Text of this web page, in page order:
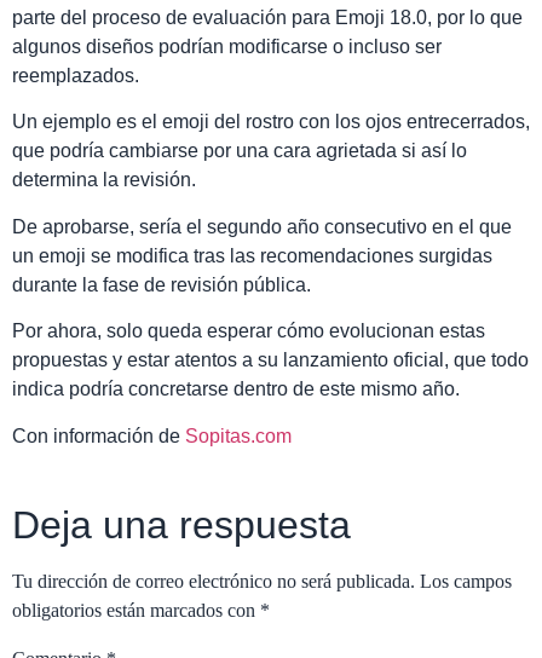
parte del proceso de evaluación para Emoji 18.0, por lo que
algunos diseños podrían modificarse o incluso ser
reemplazados.
Un ejemplo es el emoji del rostro con los ojos entrecerrados,
que podría cambiarse por una cara agrietada si así lo
determina la revisión.
De aprobarse, sería el segundo año consecutivo en el que
un emoji se modifica tras las recomendaciones surgidas
durante la fase de revisión pública.
Por ahora, solo queda esperar cómo evolucionan estas
propuestas y estar atentos a su lanzamiento oficial, que todo
indica podría concretarse dentro de este mismo año.
Con información de Sopitas.com
Deja una respuesta
Tu dirección de correo electrónico no será publicada. Los campos
obligatorios están marcados con *